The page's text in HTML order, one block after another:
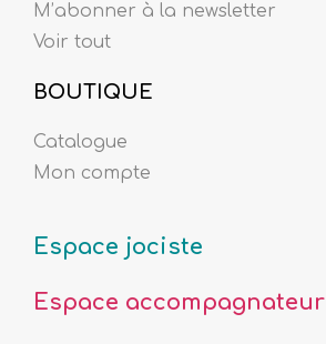
M’abonner à la newsletter
Voir tout
BOUTIQUE
Catalogue
Mon compte
Espace jociste
Espace accompagnateur